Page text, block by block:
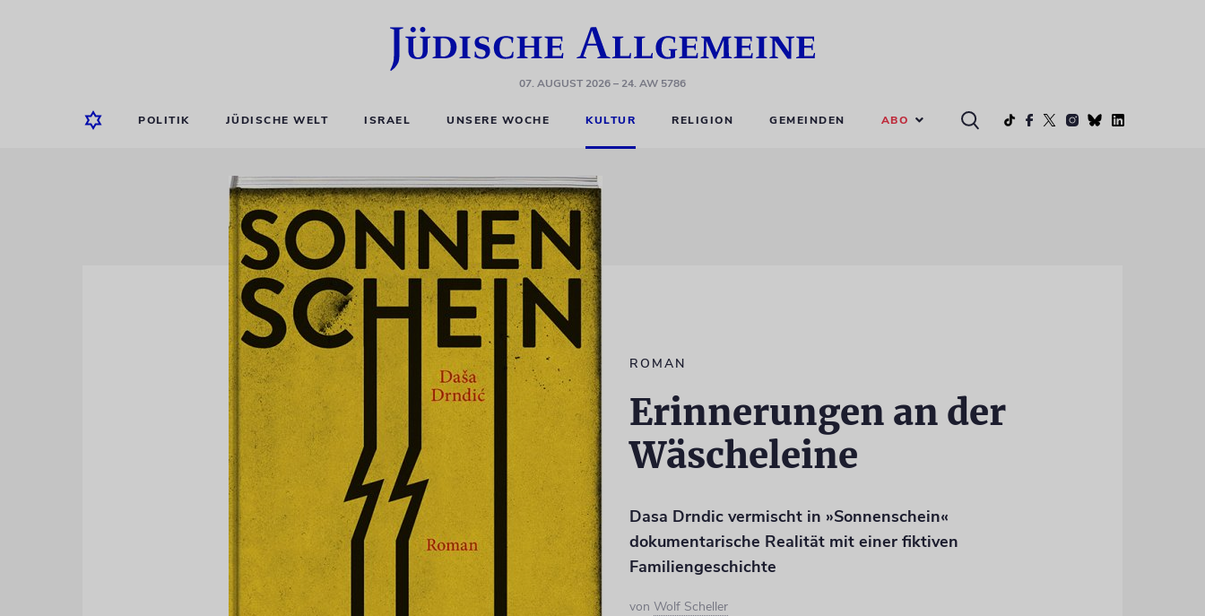
07. AUGUST 2026– 24. AW 5786
POLITIK JÜDISCHE WELT ISRAEL UNSERE WOCHE KULTUR RELIGION GEMEINDEN ABO
ROMAN
Erinnerungen an der
Wäscheleine
Dasa Drndic vermischt in »Sonnenschein«
dokumentarische Realität mit einer fiktiven
Familiengeschichte
von Wolf Scheller